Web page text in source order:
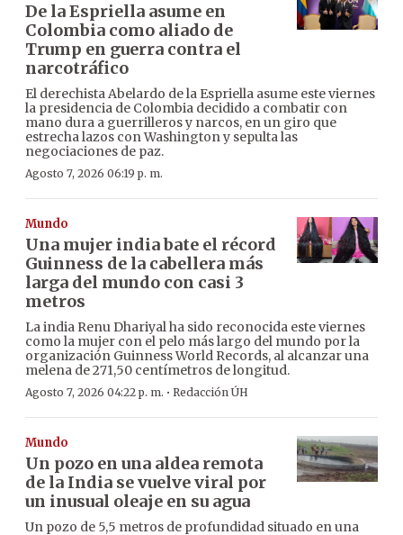
De la Espriella asume en
Colombia como aliado de
Trump en guerra contra el
narcotráfico
El derechista Abelardo de la Espriella asume este viernes
la presidencia de Colombia decidido a combatir con
mano dura a guerrilleros y narcos, en un giro que
estrecha lazos con Washington y sepulta las
negociaciones de paz.
Agosto 7, 2026 06:19 p. m.
Mundo
Una mujer india bate el récord
Guinness de la cabellera más
larga del mundo con casi 3
metros
La india Renu Dhariyal ha sido reconocida este viernes
como la mujer con el pelo más largo del mundo por la
organización Guinness World Records, al alcanzar una
melena de 271,50 centímetros de longitud.
Agosto 7, 2026 04:22 p. m. · Redacción ÚH
Mundo
Un pozo en una aldea remota
de la India se vuelve viral por
un inusual oleaje en su agua
Un pozo de 5,5 metros de profundidad situado en una